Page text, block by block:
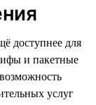
доступнее для
и пакетные
услуг